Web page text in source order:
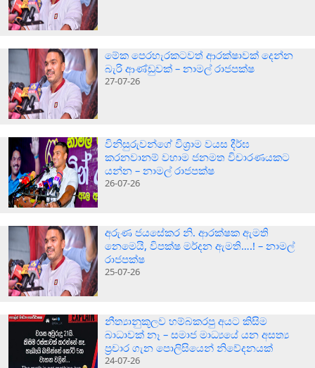
මේක පෙරහැරකටවත් ආරක්ෂාවක් දෙන්න
බැරි ආණ්ඩුවක් – නාමල් රාජපක්ෂ
27-07-26
විනිසුරුවන්ගේ විශ්‍රාම වයස දීර්ඝ
කරනවානම් වහාම ජනමත විචාරණයකට
යන්න – නාමල් රාජපක්ෂ
26-07-26
අරුණ ජයසේකර නි. ආරක්ෂක ඇමති
නෙමෙයි, විපක්ෂ මර්දන ඇමති….! – නාමල්
රාජපක්ෂ
25-07-26
නීත්‍යානුකූලව හම්බකරපු අයට කිසිම
බාධාවක් නෑ – සමාජ මාධ්‍යයේ යන අසත්‍ය
ප්‍රචාර ගැන පොලිසියෙන් නිවේදනයක්
24-07-26